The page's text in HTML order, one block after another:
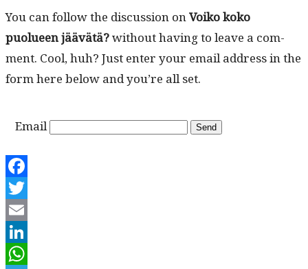
You can fol­low the dis­cus­sion onVoiko koko
puolueen jäävätä?with­out hav­ing to leave a com­
ment. Cool, huh? Just enter your email address in the
form here below and you’re all set.
Email
Facebook
Twitter
Email
LinkedIn